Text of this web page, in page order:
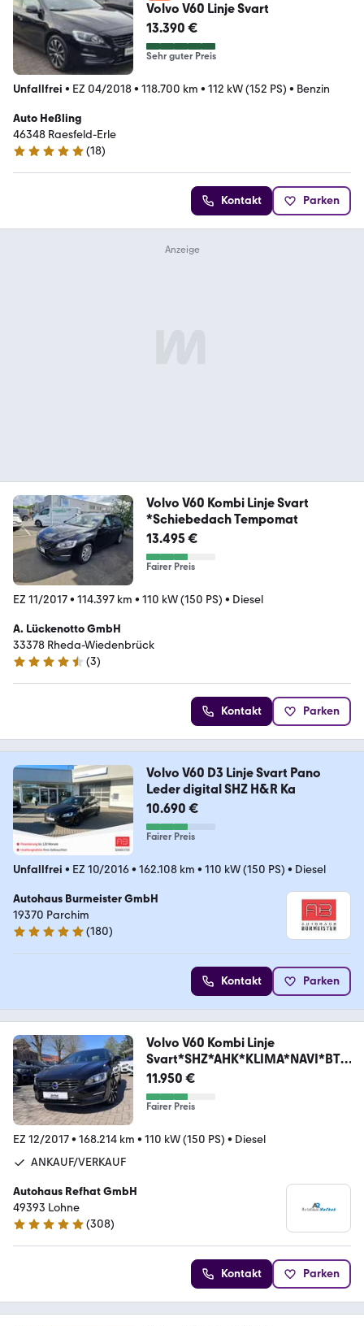
Volvo V60 Linje Svart
13.390 €
Sehr guter Preis
Unfallfrei • EZ 04/2018• 118.700 km • 112 kW (152 PS) • Benzin
Auto Heßling
46348 Raesfeld-Erle
4.8 Sterne
(18)
Kontakt Parken
Volvo V60 Kombi Linje Svart
*Schiebedach Tempomat
13.495 €
Fairer Preis
EZ 11/2017• 114.397 km • 110 kW (150 PS) • Diesel
A. Lückenotto GmbH
33378 Rheda-Wiedenbrück
4.3 Sterne
(3)
Kontakt Parken
Volvo V60 D3 Linje Svart Pano
Leder digital SHZ H&R Ka
10.690 €
Fairer Preis
Unfallfrei • EZ 10/2016• 162.108 km • 110 kW (150 PS) • Diesel
Autohaus Burmeister GmbH
19370 Parchim
4.9 Sterne
(180)
Kontakt Parken
Volvo V60 Kombi Linje
Svart*SHZ*AHK*KLIMA*NAVI*BT*
USB*
11.950 €
Fairer Preis
EZ 12/2017• 168.214 km • 110 kW (150 PS) • Diesel
ANKAUF/VERKAUF
Autohaus Refhat GmbH
49393 Lohne
4.8 Sterne
(308)
Kontakt Parken